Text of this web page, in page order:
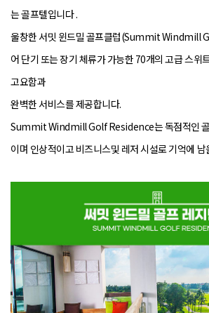
는 골프텔입니다 .
울창한 서밋 윈드밀 골프클럽(Summit Windmill
어 단기 또는 장기 체류가 가능한 70개의 고급 스위
고요함과
완벽한 서비스를 제공합니다.
Summit Windmill Golf Residence는 독점적인 골
이며 인상적이고 비즈니스및 레저 시설로 기억에